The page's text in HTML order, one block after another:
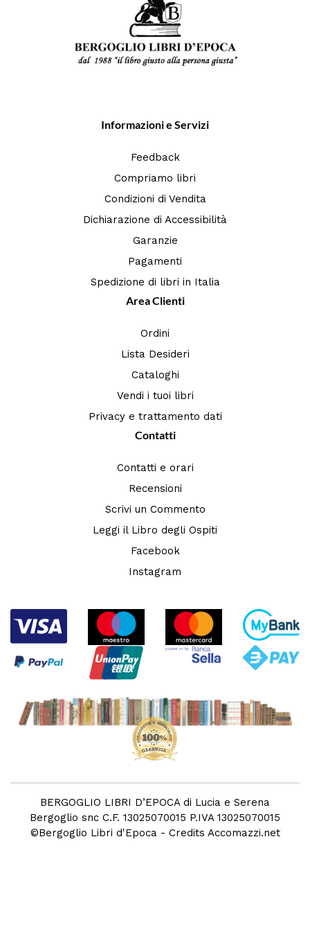
Informazioni e Servizi
Feedback
Compriamo libri
Condizioni di Vendita
Dichiarazione di Accessibilità
Garanzie
Pagamenti
Spedizione di libri in Italia
Area Clienti
Ordini
Lista Desideri
Cataloghi
Vendi i tuoi libri
Privacy e trattamento dati
Contatti
Contatti e orari
Recensioni
Scrivi un Commento
Leggi il Libro degli Ospiti
Facebook
Instagram
BERGOGLIO LIBRI D’EPOCA di Lucia e Serena
Bergoglio snc C.F. 13025070015 P.IVA 13025070015
©Bergoglio Libri d'Epoca - Credits Accomazzi.net